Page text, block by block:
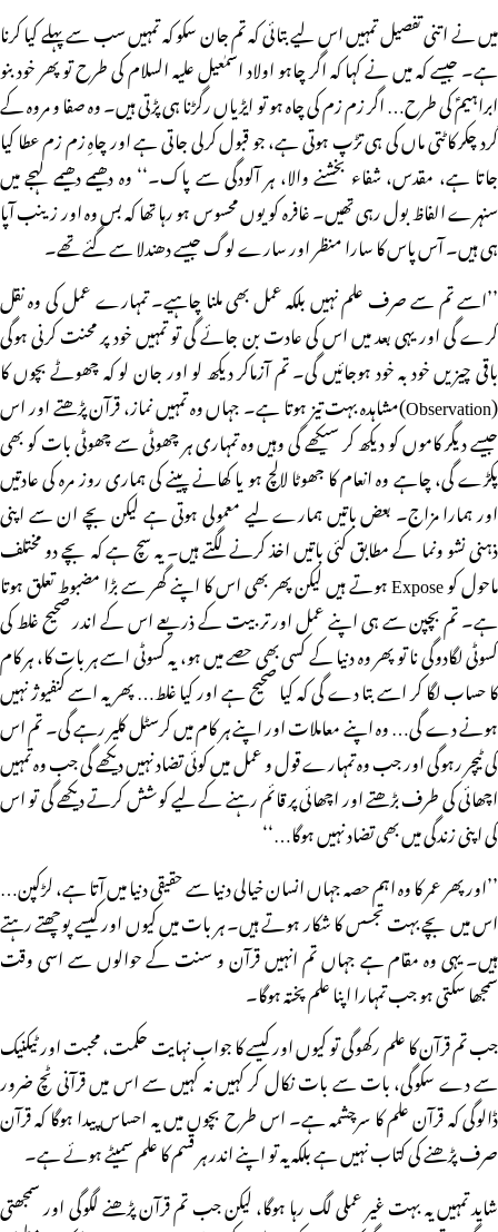
میں نے اتنی تفصیل تمہیں اس لیے بتائی کہ تم جان سکو کہ تمہیں سب سے پہلے کیا کرنا
ہے۔ جیسے کہ میں نے کہا کہ اگر چاہو اولاد اسمٰعیل علیہ السلام کی طرح تو پھر خود بنو
ابراہیمؑ کی طرح… اگر زم زم کی چاہ ہو تو ایڑیاں رگڑنا ہی پڑتی ہیں۔ وہ صفا و مروہ کے
گرد چکر کاٹتی ماں کی ہی تڑپ ہوتی ہے، جو قبول کرلی جاتی ہے اور چاہِ زم زم عطا کیا
جاتا ہے، مقدس، شفاء بخشنے والا، ہر آلودگی سے پاک۔‘‘ وہ دھیمے دھیمے لہجے میں
سنہرے الفاظ بول رہی تھیں۔ غافرہ کو یوں محسوس ہو رہا تھا کہ بس وہ اور زینب آپا
ہی ہیں۔ آس پاس کا سارا منظر اور سارے لوگ جیسے دھندلا سے گئے تھے۔
’’اسے تم سے صرف علم نہیں بلکہ عمل بھی ملنا چاہیے۔ تمہارے عمل کی وہ نقل
کرے گی اور یہی بعد میں اس کی عادت بن جائے گی تو تمہیں خود پر محنت کرنی ہوگی
باقی چیزیں خود بہ خود ہوجائیں گی۔ تم آزماکر دیکھ لو اور جان لو کہ چھوٹے بچوں کا
(Observation)مشاہدہ بہت تیز ہوتا ہے۔ جہاں وہ تمہیں نماز، قرآن پڑھتے اور اس
جیسے دیگر کاموں کو دیکھ کر سیکھے گی وہیں وہ تمہاری ہر چھوٹی سے چھوٹی بات کو بھی
پکڑے گی، چاہے وہ انعام کا جھوٹا لالچ ہو یا کھانے پینے کی ہماری روز مرہ کی عادتیں
اور ہمارا مزاج۔ بعض باتیں ہمارے لیے معمولی ہوتی ہے لیکن بچے ان سے اپنی
ذہنی نشو ونما کے مطابق کئی باتیں اخذ کرنے لگتے ہیں۔ یہ سچ ہے کہ بچے دو مختلف
ماحول کو Expose ہوتے ہیں لیکن پھر بھی اس کا اپنے گھر سے بڑا مضبوط تعلق ہوتا
ہے۔ تم بچپن سے ہی اپنے عمل اور تربیت کے ذریعے اس کے اندر صحیح غلط کی
کسوٹی لگادوگی نا تو پھر وہ دنیا کے کسی بھی حصے میں ہو، یہ کسوٹی اسے ہر بات کا، ہر کام
کا حساب لگا کر اسے بتا دے گی کہ کیا صحیح ہے اور کیا غلط… پھر یہ اسے کنفیوژ نہیں
ہونے دے گی… وہ اپنے معاملات اور اپنے ہر کام میں کرسٹل کلیر رہے گی۔ تم اس
کی ٹیچر رہوگی اور جب وہ تمہارے قول و عمل میں کوئی تضاد نہیں دیکھے گی جب وہ تمہیں
اچھائی کی طرف بڑھتے اور اچھائی پر قائم رہنے کے لیے کوشش کرتے دیکھے گی تو اس
کی اپنی زندگی میں بھی تضاد نہیں ہوگا…‘‘
’’اور پھر عمر کا وہ اہم حصہ جہاں انسان خیالی دنیا سے حقیقی دنیا میں آتا ہے، لڑکپن…
اس میں بچے بہت تجسس کا شکار ہوتے ہیں۔ ہر بات میں کیوں اور کیسے پوچھتے رہتے
ہیں۔ یہی وہ مقام ہے جہاں تم انہیں قرآن و سنت کے حوالوں سے اسی وقت
سمجھا سکتی ہو جب تمہارا اپنا علم پختہ ہوگا۔
جب تم قرآن کا علم رکھوگی تو کیوں اور کیسے کا جواب نہایت حکمت، محبت اور ٹیکنیک
سے دے سکوگی، بات سے بات نکال کر کہیں نہ کہیں سے اس میں قرآنی ٹچ ضرور
ڈالوگی کہ قرآن علم کا سرچشمہ ہے۔ اس طرح بچوں میں یہ احساس پیدا ہوگا کہ قرآن
صرف پڑھنے کی کتاب نہیں ہے بلکہ یہ تو اپنے اندر ہر قسم کا علم سمیٹے ہوئے ہے۔
شاید تمہیں یہ بہت غیر عملی لگ رہا ہوگا، لیکن جب تم قرآن پڑھنے لگوگی اور سمجھتی